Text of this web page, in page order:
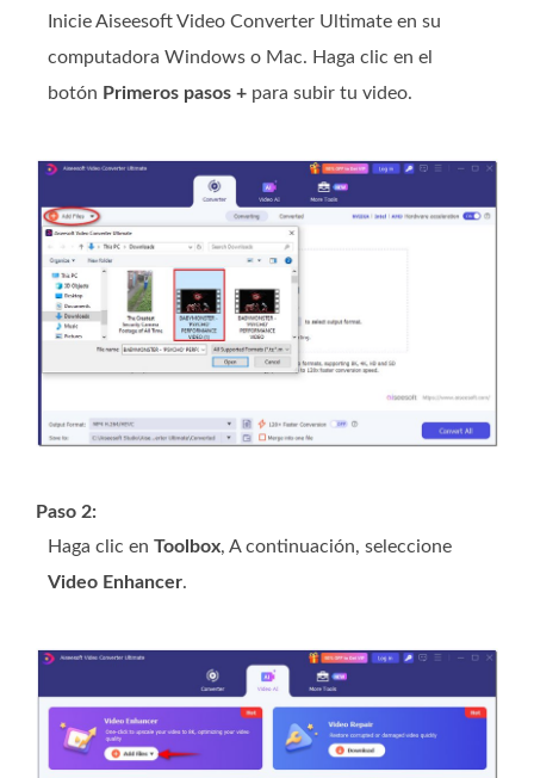
Inicie Aiseesoft Video Converter Ultimate en su
computadora Windows o Mac. Haga clic en el
botón Primeros pasos + para subir tu video.
Paso 2:
Haga clic en Toolbox, A continuación, seleccione
Video Enhancer.